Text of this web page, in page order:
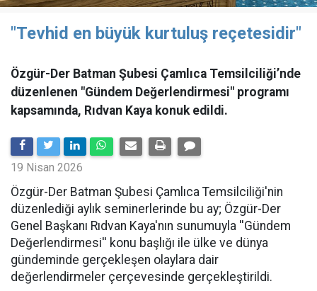
"Tevhid en büyük kurtuluş reçetesidir"
Özgür-Der Batman Şubesi Çamlıca Temsilciliği’nde
düzenlenen "Gündem Değerlendirmesi" programı
kapsamında, Rıdvan Kaya konuk edildi.
19 Nisan 2026
​Özgür-Der Batman Şubesi Çamlıca Temsilciliği'nin
düzenlediği aylık seminerlerinde bu ay; Özgür-Der
Genel Başkanı Rıdvan Kaya'nın sunumuyla ''Gündem
Değerlendirmesi'' konu başlığı ile ülke ve dünya
gündeminde gerçekleşen olaylara dair
değerlendirmeler çerçevesinde gerçekleştirildi.